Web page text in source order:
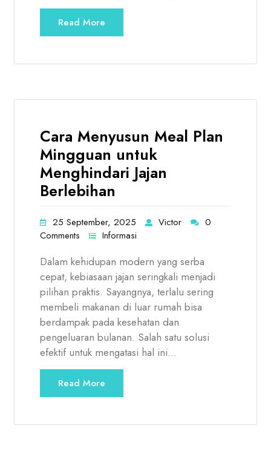
Read More
Cara Menyusun Meal Plan
Mingguan untuk
Menghindari Jajan
Berlebihan
25 September, 2025 Victor
0
Comments
Informasi
Dalam kehidupan modern yang serba
cepat, kebiasaan jajan seringkali menjadi
pilihan praktis. Sayangnya, terlalu sering
membeli makanan di luar rumah bisa
berdampak pada kesehatan dan
pengeluaran bulanan. Salah satu solusi
efektif untuk mengatasi hal ini…
Read More